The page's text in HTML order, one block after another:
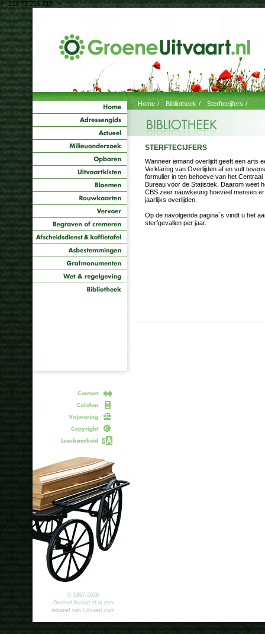
<--216.73.216.218-->
© 1997-2026
GroeneUitvaart.nl is een
initiatief van Uitvaart.com
Home / Bibliotheek / Sterftecijfers /
STERFTECIJFERS
Wanneer iemand overlijdt geeft een arts
Verklaring van Overlijden af en vult
formulier in ten behoeve van het Centraal
Bureau voor de Statistiek. Daarom weet
CBS zeer nauwkeurig hoeveel mensen er
jaarlijks overlijden.
Op de navolgende pagina`s vindt u het
sterfgevallen per jaar.